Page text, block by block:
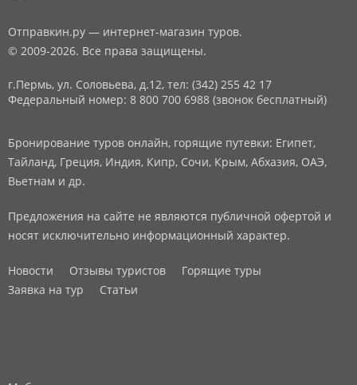
Отправкин.ру — интернет-магазин туров.
© 2009-2026. Все права защищены.
г.Пермь, ул. Соловьева, д.12, тел: (342) 255 42 17
Федеральный номер: 8 800 700 6988 (звонок бесплатный)
Бронирование туров онлайн, горящие путевки: Египет,
Тайланд, Греция, Индия, Кипр, Сочи, Крым, Абхазия, ОАЭ,
Вьетнам и др.
Предложения на сайте не являются публичной офертой и
носят исключительно информационный характер.
Новости Отзывы туристов
Горящие туры
Заявка на тур
Статьи